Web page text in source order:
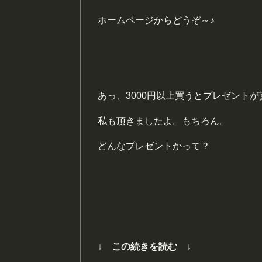
ホームページからどうぞ～♪
あっ、3000円以上買うとプレゼントが
私も頂きましたよ。もちろん。
どんなプレゼントかって？
↓ この続きを読む ↓